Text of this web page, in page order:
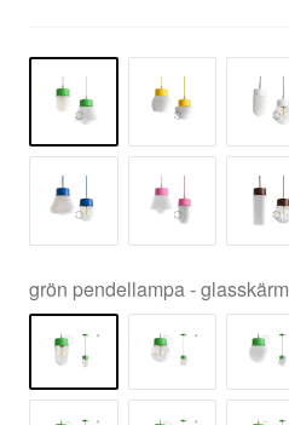
grön pendellampa -